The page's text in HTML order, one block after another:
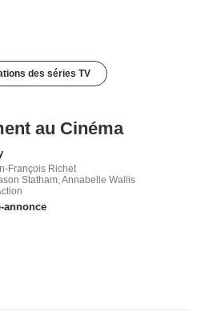
des séries TV
au Cinéma
François Richet
Statham, Annabelle Wallis
annonce